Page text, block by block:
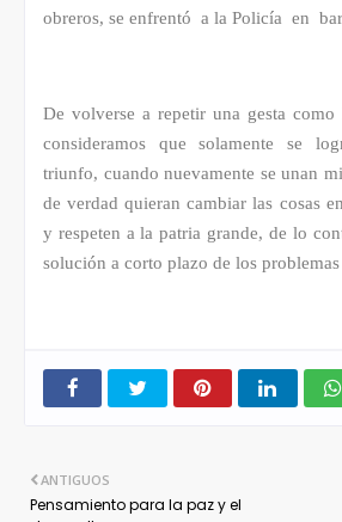
obreros, se enfrentó a la Policía en
De volverse a repetir una gesta
consideramos que solamente se
triunfo, cuando nuevamente se unan
de verdad quieran cambiar las cosas
y respeten a la patria grande, de lo
solución a corto plazo de los
ANTIGUOS
Pensamiento para la paz y el